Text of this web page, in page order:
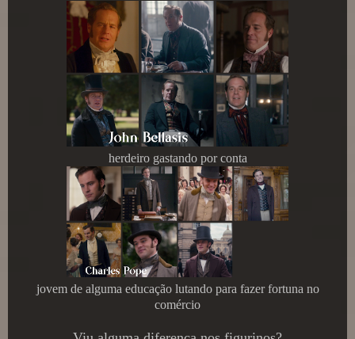
herdeiro gastando por conta
jovem de alguma educação lutando para fazer fortuna no
comércio